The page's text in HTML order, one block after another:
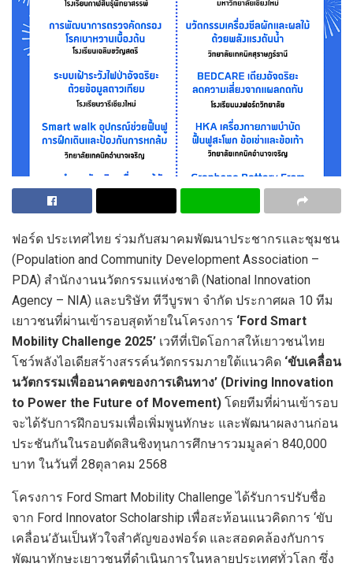
ฟอร์ด ประเทศไทย ร่วมกับสมาคมพัฒนาประชากรและชุมชน
(Population and Community Development Association –
PDA) สำนักงานนวัตกรรมแห่งชาติ (National Innovation
Agency – NIA) และบริษัท ทีวีบูรพา จำกัด ประกาศผล 10 ทีม
เยาวชนที่ผ่านเข้ารอบสุดท้ายในโครงการ ‘Ford Smart
Mobility Challenge 2025’ เวทีที่เปิดโอกาสให้เยาวชนไทย
โชว์พลังไอเดียสร้างสรรค์นวัตกรรมภายใต้แนวคิด ‘ขับเคลื่อน
นวัตกรรมเพื่ออนาคตของการเดินทาง’ (Driving Innovation
to Power the Future of Movement) โดยทีมที่ผ่านเข้ารอบ
จะได้รับการฝึกอบรมเพื่อเพิ่มพูนทักษะ และพัฒนาผลงานก่อน
ประชันกันในรอบตัดสินชิงทุนการศึกษารวมมูลค่า 840,000
บาท ในวันที่ 28ตุลาคม 2568
โครงการ Ford Smart Mobility Challenge ได้รับการปรับชื่อ
จาก Ford Innovator Scholarship เพื่อสะท้อนแนวคิดการ ‘ขับ
เคลื่อน’อันเป็นหัวใจสำคัญของฟอร์ด และสอดคล้องกับการ
พัฒนาทักษะเยาวชนที่ดำเนินการในหลายประเทศทั่วโลก ซึ่ง